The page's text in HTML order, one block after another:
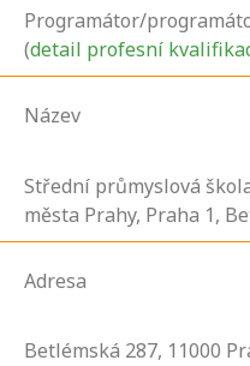
Programátor/
(detail profesní
Název
Střední průmyslová
města Prahy, Praha 1,
Adresa
Betlémská 287, 11000